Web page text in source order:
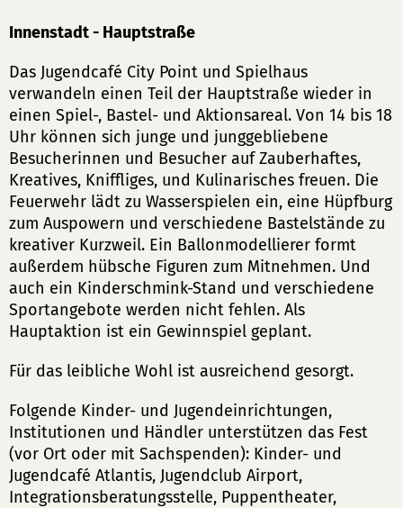
Innenstadt - Hauptstraße
Das Jugendcafé City Point und Spielhaus
verwandeln einen Teil der Hauptstraße wieder in
einen Spiel-, Bastel- und Aktionsareal. Von 14 bis 18
Uhr können sich junge und junggebliebene
Besucherinnen und Besucher auf Zauberhaftes,
Kreatives, Kniffliges, und Kulinarisches freuen. Die
Feuerwehr lädt zu Wasserspielen ein, eine Hüpfburg
zum Auspowern und verschiedene Bastelstände zu
kreativer Kurzweil. Ein Ballonmodellierer formt
außerdem hübsche Figuren zum Mitnehmen. Und
auch ein Kinderschmink-Stand und verschiedene
Sportangebote werden nicht fehlen. Als
Hauptaktion ist ein Gewinnspiel geplant.
Für das leibliche Wohl ist ausreichend gesorgt.
Folgende Kinder- und Jugendeinrichtungen,
Institutionen und Händler unterstützen das Fest
(vor Ort oder mit Sachspenden): Kinder- und
Jugendcafé Atlantis, Jugendclub Airport,
Integrationsberatungsstelle, Puppentheater,